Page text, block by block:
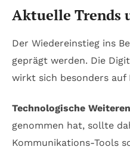
Aktuelle Trends
Der Wiedereinstieg ins
geprägt werden. Die
wirkt sich besonders auf
Technologische
genommen hat, sollte
Kommunikations-Tools